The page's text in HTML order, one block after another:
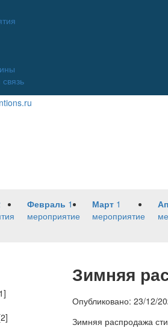
Февраль 1
мероприятие
Март 1
мероприятие
Зимняя
Опубликовано: 23/12/
Зимняя распродажа